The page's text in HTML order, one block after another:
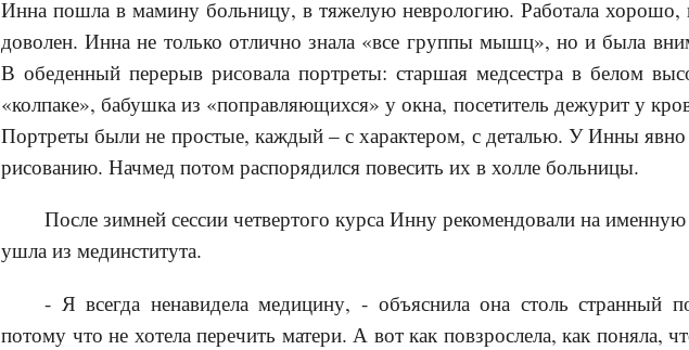
Инна пошла в мамину больницу, в тяжелую неврологию. Работала
доволен. Инна не только отлично знала «все группы мышц», но и была
В обеденный перерыв рисовала портреты: старшая медсестра в белом
«колпаке», бабушка из «поправляющихся» у окна, посетитель дежурит у
Портреты были не простые, каждый – с характером, с деталью. У Инны
рисованию. Начмед потом распорядился повесить их в холле больницы.
После зимней сессии четвертого курса Инну рекомендовали на
ушла из мединститута.
- Я всегда ненавидела медицину, - объяснила она столь странный
потому что не хотела перечить матери. А вот как повзрослела, как поняла,